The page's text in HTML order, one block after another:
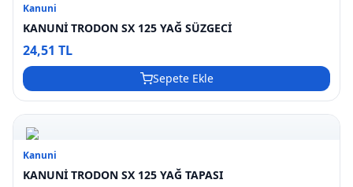
Kanuni
KANUNİ TRODON SX 125 YAĞ SÜZGECİ
24,51 TL
Sepete Ekle
Kanuni
KANUNİ TRODON SX 125 YAĞ TAPASI